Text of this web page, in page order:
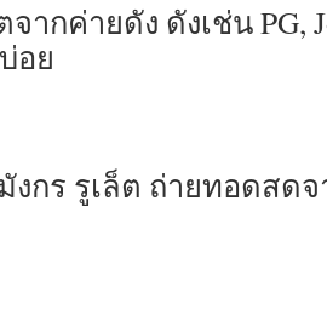
ากค่ายดัง ดังเช่น PG,
อย
งกร รูเล็ต ถ่ายทอดสด